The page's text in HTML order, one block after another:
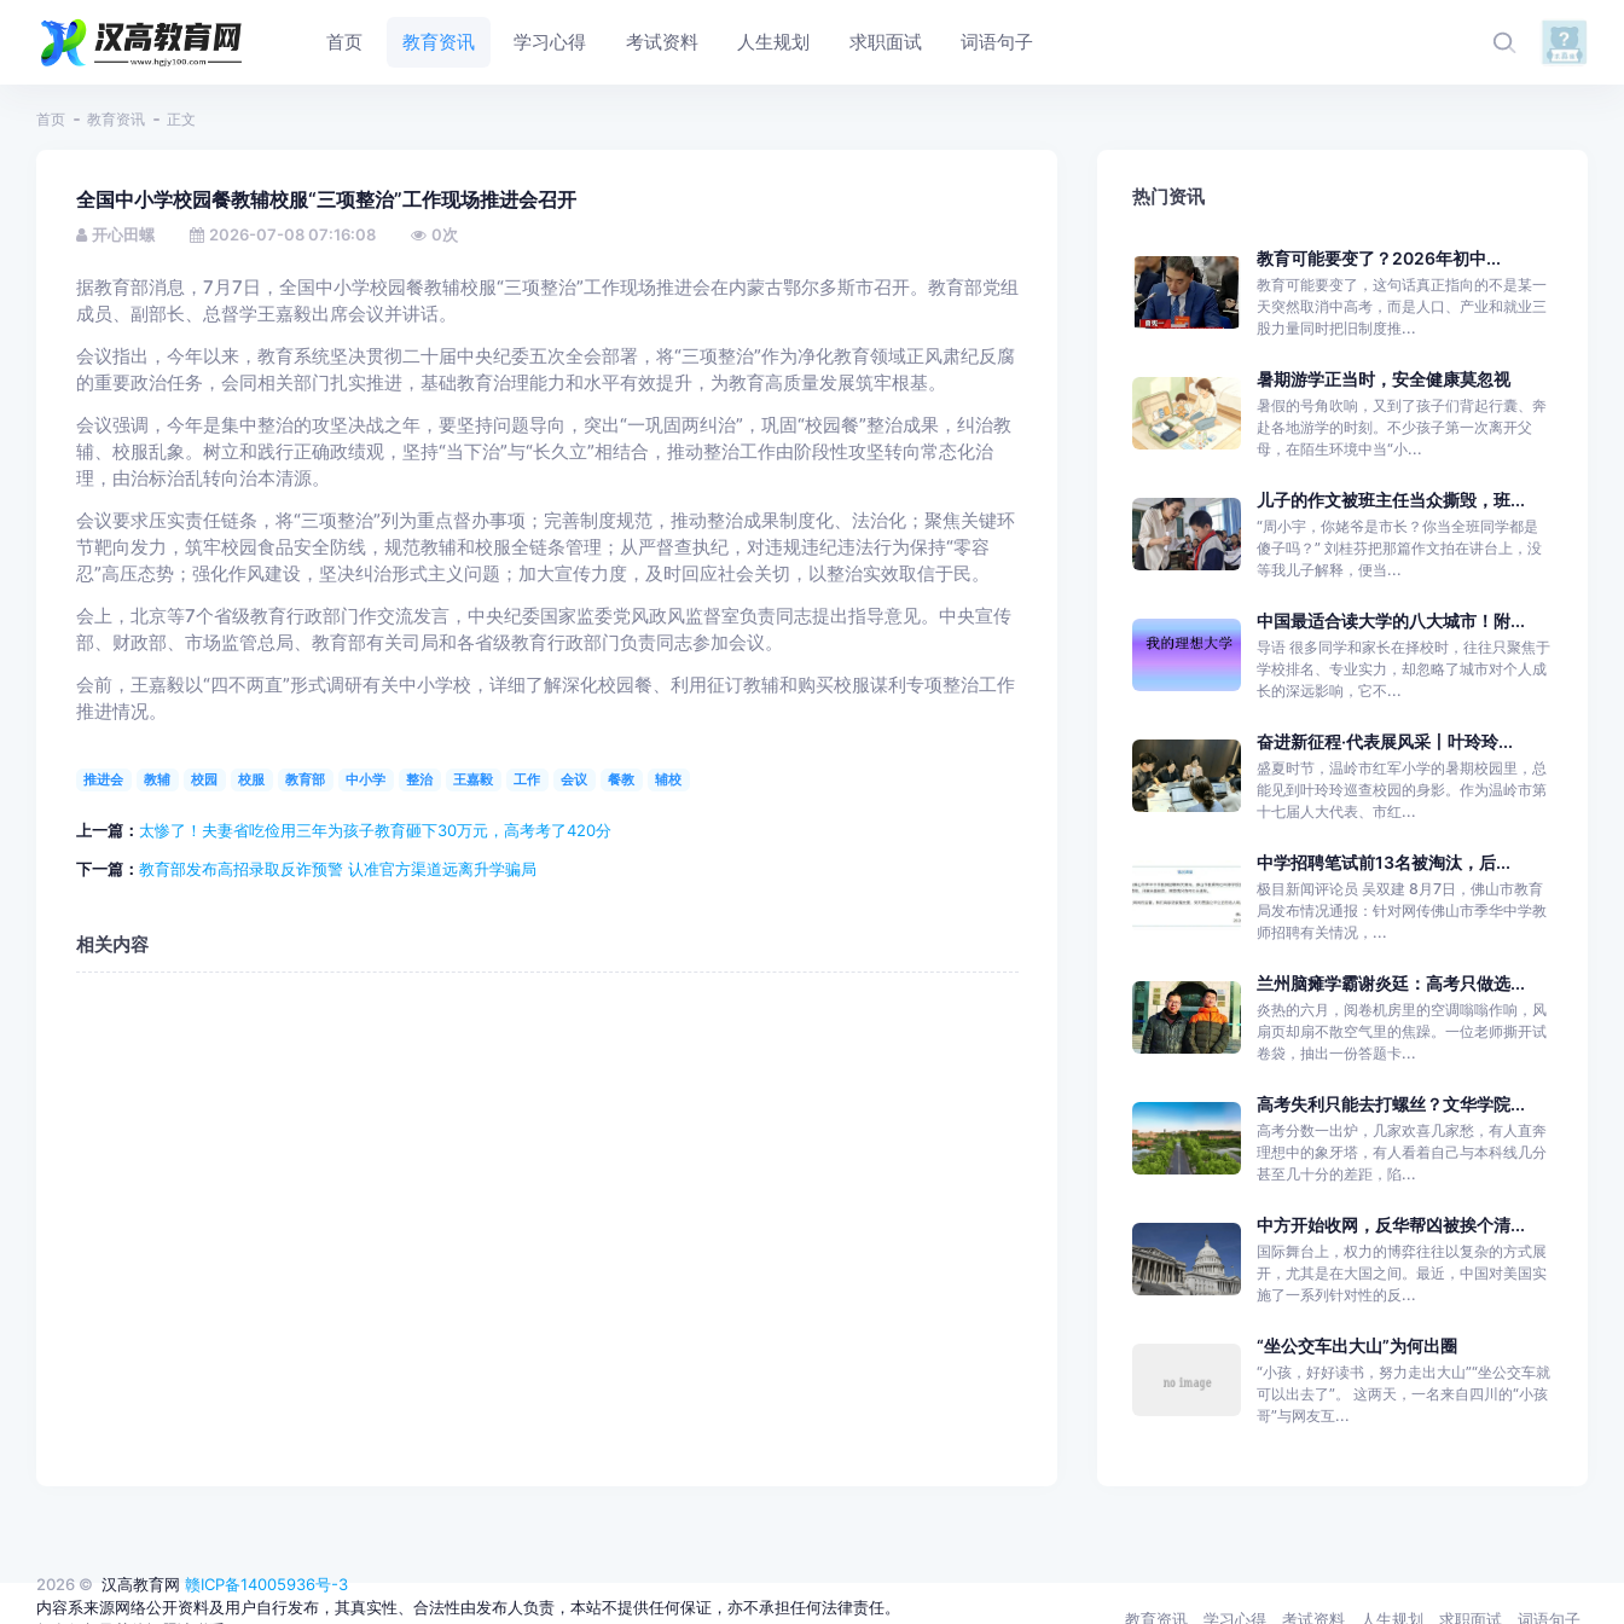
首页 教育资讯 学习心得 考试资料 人生规划 求职面试 词语句子
首页 教育资讯 正文
全国中小学校园餐教辅校服“三项整治”工作现场推进会召开
开心田螺 2026-07-08 07:16:08 0次
据教育部消息，7月7日，全国中小学校园餐教辅校服“三项整治”工作现场推进会在内蒙古鄂尔多斯市召开。教育部党组
成员、副部长、总督学王嘉毅出席会议并讲话。
会议指出，今年以来，教育系统坚决贯彻二十届中央纪委五次全会部署，将“三项整治”作为净化教育领域正风肃纪反腐
的重要政治任务，会同相关部门扎实推进，基础教育治理能力和水平有效提升，为教育高质量发展筑牢根基。
会议强调，今年是集中整治的攻坚决战之年，要坚持问题导向，突出“一巩固两纠治”，巩固“校园餐”整治成果，纠治教
辅、校服乱象。树立和践行正确政绩观，坚持“当下治”与“长久立”相结合，推动整治工作由阶段性攻坚转向常态化治
理，由治标治乱转向治本清源。
会议要求压实责任链条，将“三项整治”列为重点督办事项；完善制度规范，推动整治成果制度化、法治化；聚焦关键环
节靶向发力，筑牢校园食品安全防线，规范教辅和校服全链条管理；从严督查执纪，对违规违纪违法行为保持“零容
忍”高压态势；强化作风建设，坚决纠治形式主义问题；加大宣传力度，及时回应社会关切，以整治实效取信于民。
会上，北京等7个省级教育行政部门作交流发言，中央纪委国家监委党风政风监督室负责同志提出指导意见。中央宣传
部、财政部、市场监管总局、教育部有关司局和各省级教育行政部门负责同志参加会议。
会前，王嘉毅以“四不两直”形式调研有关中小学校，详细了解深化校园餐、利用征订教辅和购买校服谋利专项整治工作
推进情况。
推进会 教辅 校园 校服 教育部 中小学 整治 王嘉毅 工作 会议 餐教 辅校
上一篇： 太惨了！夫妻省吃俭用三年为孩子教育砸下30万元，高考考了420分
下一篇： 教育部发布高招录取反诈预警 认准官方渠道远离升学骗局
相关内容
热门资讯
教育可能要变了？2026年初中...
教育可能要变了，这句话真正指向的不是某一
天突然取消中高考，而是人口、产业和就业三
股力量同时把旧制度推...
暑期游学正当时，安全健康莫忽视
暑假的号角吹响，又到了孩子们背起行囊、奔
赴各地游学的时刻。不少孩子第一次离开父
母，在陌生环境中当“小...
儿子的作文被班主任当众撕毁，班...
“周小宇，你姥爷是市长？你当全班同学都是
傻子吗？” 刘桂芬把那篇作文拍在讲台上，没
等我儿子解释，便当...
中国最适合读大学的八大城市！附...
导语 很多同学和家长在择校时，往往只聚焦于
学校排名、专业实力，却忽略了城市对个人成
长的深远影响，它不...
奋进新征程·代表展风采丨叶玲玲...
盛夏时节，温岭市红军小学的暑期校园里，总
能见到叶玲玲巡查校园的身影。作为温岭市第
十七届人大代表、市红...
中学招聘笔试前13名被淘汰，后...
极目新闻评论员 吴双建 8月7日，佛山市教育
局发布情况通报：针对网传佛山市季华中学教
师招聘有关情况，...
兰州脑瘫学霸谢炎廷：高考只做选...
炎热的六月，阅卷机房里的空调嗡嗡作响，风
扇页却扇不散空气里的焦躁。一位老师撕开试
卷袋，抽出一份答题卡...
高考失利只能去打螺丝？文华学院...
高考分数一出炉，几家欢喜几家愁，有人直奔
理想中的象牙塔，有人看着自己与本科线几分
甚至几十分的差距，陷...
中方开始收网，反华帮凶被挨个清...
国际舞台上，权力的博弈往往以复杂的方式展
开，尤其是在大国之间。最近，中国对美国实
施了一系列针对性的反...
“坐公交车出大山”为何出圈
“小孩，好好读书，努力走出大山”“坐公交车就
可以出去了”。 这两天，一名来自四川的“小孩
哥”与网友互...
2026 © 汉高教育网赣ICP备14005936号-3
内容系来源网络公开资料及用户自行发布，其真实性、合法性由发布人负责，本站不提供任何保证，亦不承担任何法律责任。
教育资讯 学习心得 考试资料 人生规划 求职面试 词语句子